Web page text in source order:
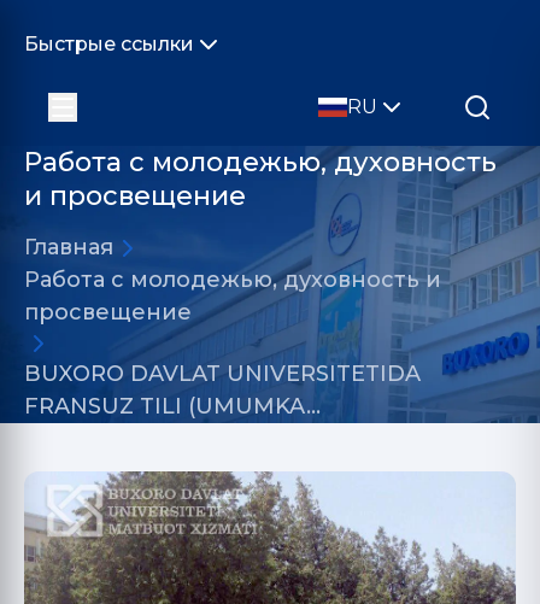
Быстрые ссылки
RU
Работа с молодежью, духовность
и просвещение
Главная
Работа с молодежью, духовность и
просвещение
BUXORO DAVLAT UNIVERSITETIDA
FRANSUZ TILI (UMUMKA…